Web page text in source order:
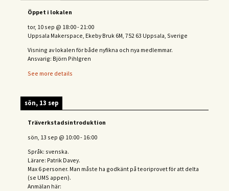
Öppet i lokalen
tor, 10 sep @ 18:00-21:00
Uppsala Makerspace, Ekeby Bruk 6M, 752 63 Uppsala, Sverige
Visning av lokalen för både nyfikna och nya medlemmar.
Ansvarig: Björn Pihlgren
See more details
sön, 13 sep
Träverkstadsintroduktion
sön, 13 sep @ 10:00- 16:00
Språk: svenska.
Lärare: Patrik Davey.
Max 6 personer. Man måste ha godkänt på teoriprovet för att delta
(se UMS appen).
Anmälan här: